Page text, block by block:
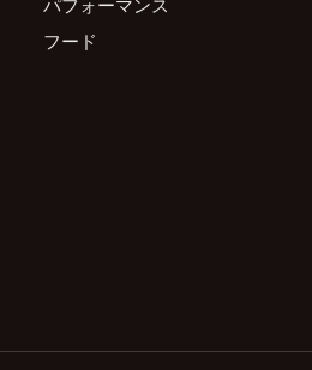
フード